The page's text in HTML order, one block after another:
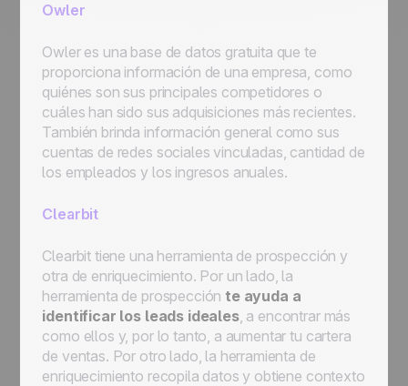
Owler
Owler es una base de datos gratuita que te
proporciona información de una empresa, como
quiénes son sus principales competidores o
cuáles han sido sus adquisiciones más recientes.
También brinda información general como sus
cuentas de redes sociales vinculadas, cantidad de
los empleados y los ingresos anuales.
Clearbit
Clearbit tiene una herramienta de prospección y
otra de enriquecimiento. Por un lado, la
herramienta de prospecciónte ayuda a
identificar los leads ideales, a encontrar más
como ellos y, por lo tanto, a aumentar tu cartera
de ventas. Por otro lado, la herramienta de
enriquecimiento recopila datos y obtiene contexto